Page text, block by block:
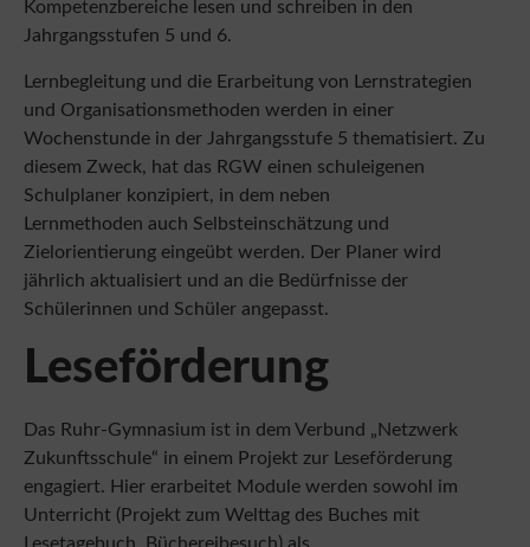
Lernbegleitung und die Erarbeitung von Lernstrategien
und Organisationsmethoden werden in einer
Wochenstunde in der Jahrgangsstufe 5 thematisiert. Zu
diesem Zweck, hat das RGW einen schuleigenen
Schulplaner konzipiert, in dem neben
Lernmethoden auch Selbsteinschätzung und
Zielorientierung eingeübt werden. Der Planer wird
jährlich aktualisiert und an die Bedürfnisse der
Schülerinnen und Schüler angepasst.
Leseförderung
Das Ruhr-Gymnasium ist in dem Verbund „Netzwerk
Zukunftsschule“ in einem Projekt zur Leseförderung
engagiert. Hier erarbeitet Module werden sowohl im
Unterricht (Projekt zum Welttag des Buches mit
Lesetagebuch, Büchereibesuch) als
auch außerhalb des Unterrichts (Teilnahme am